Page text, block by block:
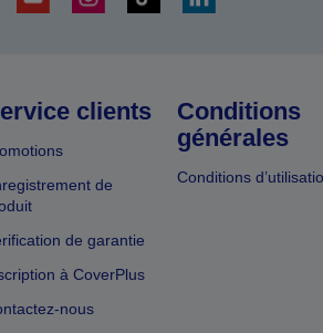
clients
de
de garantie
à CoverPlus
nous
Conditions
générales
Conditions